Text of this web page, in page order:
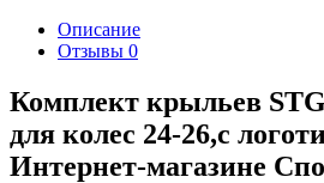
Описание
Отзывы 0
Комплект крыльев
для колес 24-26,с
Интернет-магазине